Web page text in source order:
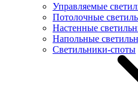
Управляемые
Потолочные
Настенные
Напольные
Светильники-споты